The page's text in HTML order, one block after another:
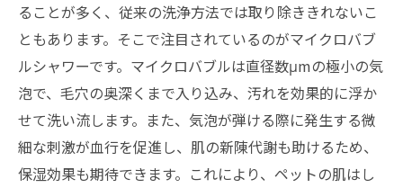
ることが多く、従来の洗浄方法では取り除ききれないこ
ともあります。そこで注目されているのがマイクロバブ
ルシャワーです。マイクロバブルは直径数μmの極小の気
泡で、毛穴の奥深くまで入り込み、汚れを効果的に浮か
せて洗い流します。また、気泡が弾ける際に発生する微
細な刺激が血行を促進し、肌の新陳代謝も助けるため、
保湿効果も期待できます。これにより、ペットの肌はし